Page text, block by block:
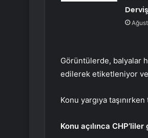
Görüntülerde, balyalar
edilerek etiketleniyor
Konu yargıya
Konu açılınca CHP’liler